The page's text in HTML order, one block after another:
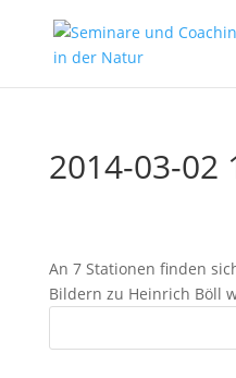
2014-03-02
An 7 Stationen finden
Bildern zu Heinrich Böll